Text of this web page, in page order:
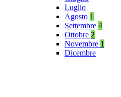
Luglio
Agosto 1
Settembre 4
Ottobre 2
Novembre 1
Dicembre